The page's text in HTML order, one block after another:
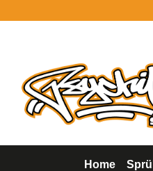
Home